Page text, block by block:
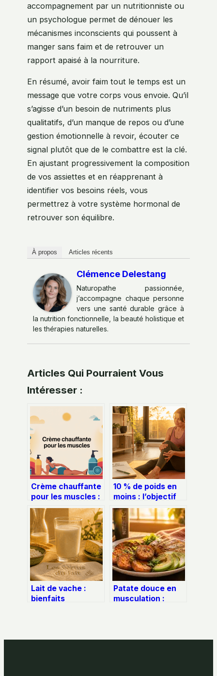
accompagnement par un nutritionniste ou
un psychologue permet de dénouer les
mécanismes inconscients qui poussent à
manger sans faim et de retrouver un
rapport apaisé à la nourriture.
En résumé, avoir faim tout le temps est un
message que votre corps vous envoie. Qu’il
s’agisse d’un besoin de nutriments plus
qualitatifs, d’un manque de repos ou d’une
gestion émotionnelle à revoir, écouter ce
signal plutôt que de le combattre est la clé.
En ajustant progressivement la composition
de vos assiettes et en réapprenant à
identifier vos besoins réels, vous
permettrez à votre système hormonal de
retrouver son équilibre.
À propos Articles récents
Clémence Delestang
Naturopathe passionnée,
j’accompagne chaque personne
vers une santé durable grâce à
la nutrition fonctionnelle, la beauté holistique et
les thérapies naturelles.
Articles Qui Pourraient Vous
Intéresser :
Crème chauffante
pour les muscles :
comment bien
choisir et l’utiliser
en sécurité
10 % de poids en
moins : l’objectif
précis pour diviser
vos douleurs
articulaires par
deux
Lait de vache :
bienfaits
médicales
Patate douce en
musculation :